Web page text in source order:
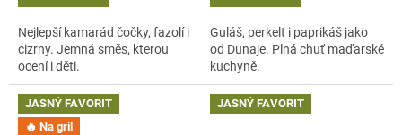
Nejlepší kamarád čočky, fazolí i
cizrny. Jemná směs, kterou
ocení i děti.
Guláš, perkelt i paprikáš jako
od Dunaje. Plná chuť maďarské
kuchyně.
JASNÝ FAVORIT
🔥 Na gril
JASNÝ FAVORIT